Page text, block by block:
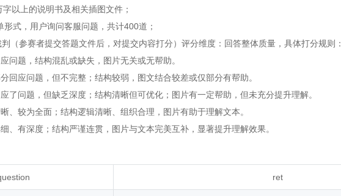
上的说明书及相关插图文件；
式，用户询问客服问题，共计400道；
参赛者提交答题文件后，对提交内容打分）评分维度：回答整体质量，具体打分规则：
题，结构混乱或缺失，图片无关或无帮助。
应问题，但不完整；结构较弱，图文结合较差或仅部分有帮助。
问题，但缺乏深度；结构清晰但可优化；图片有一定帮助，但未充分提升理解。
较为全面；结构逻辑清晰、组织合理，图片有助于理解文本。
有深度；结构严谨连贯，图片与文本完美互补，显著提升理解效果。
ret